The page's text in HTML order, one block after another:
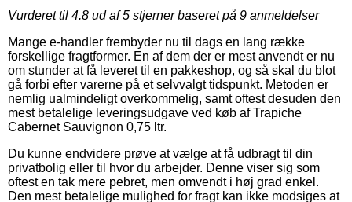
Vurderet til 4.8 ud af 5 stjerner baseret på 9 anmeldelser
Mange e-handler frembyder nu til dags en lang række
forskellige fragtformer. En af dem der er mest anvendt er nu
om stunder at få leveret til en pakkeshop, og så skal du blot
gå forbi efter varerne på et selvvalgt tidspunkt. Metoden er
nemlig ualmindeligt overkommelig, samt oftest desuden den
mest betalelige leveringsudgave ved køb af Trapiche
Cabernet Sauvignon 0,75 ltr.
Du kunne endvidere prøve at vælge at få udbragt til din
privatbolig eller til hvor du arbejder. Denne viser sig som
oftest en tak mere pebret, men omvendt i høj grad enkel.
Den mest betalelige mulighed for fragt kan ikke modsiges at